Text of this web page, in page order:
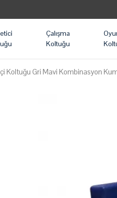
Çalışma
Koltuğu
Koltuğu Gri Mavi Kombinasyon